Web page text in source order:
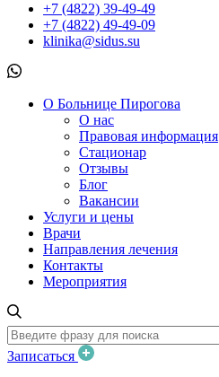
+7 (4822) 39-49-49
+7 (4822) 49-49-09
klinika@sidus.su
О Больнице Пирогова
О нас
Правовая информация
Стационар
Отзывы
Блог
Вакансии
Услуги и цены
Врачи
Направления лечения
Контакты
Мероприятия
Записаться